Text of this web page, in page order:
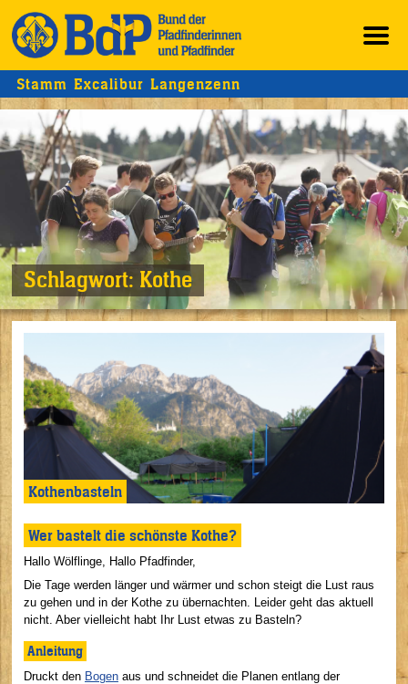
Stamm Excalibur Langenzenn
Schlagwort: Kothe
Kothenbasteln
Wer bastelt die schönste Kothe?
Hallo Wölflinge, Hallo Pfadfinder,
Die Tage werden länger und wärmer und schon steigt die Lust raus
zu gehen und in der Kothe zu übernachten. Leider geht das aktuell
nicht. Aber vielleicht habt Ihr Lust etwas zu Basteln?
Anleitung
Druckt den Bogen aus und schneidet die Planen entlang der